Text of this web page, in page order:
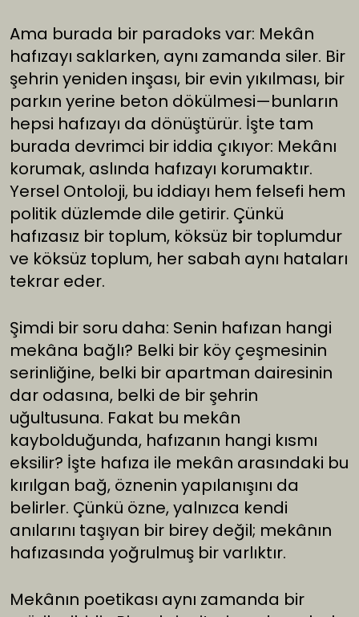
Ama burada bir paradoks var: Mekân
hafızayı saklarken, aynı zamanda siler. Bir
şehrin yeniden inşası, bir evin yıkılması, bir
parkın yerine beton dökülmesi—bunların
hepsi hafızayı da dönüştürür. İşte tam
burada devrimci bir iddia çıkıyor: Mekânı
korumak, aslında hafızayı korumaktır.
Yersel Ontoloji, bu iddiayı hem felsefi hem
politik düzlemde dile getirir. Çünkü
hafızasız bir toplum, köksüz bir toplumdur
ve köksüz toplum, her sabah aynı hataları
tekrar eder.
Şimdi bir soru daha: Senin hafızan hangi
mekâna bağlı? Belki bir köy çeşmesinin
serinliğine, belki bir apartman dairesinin
dar odasına, belki de bir şehrin
uğultusuna. Fakat bu mekân
kaybolduğunda, hafızanın hangi kısmı
eksilir? İşte hafıza ile mekân arasındaki bu
kırılgan bağ, öznenin yapılanışını da
belirler. Çünkü özne, yalnızca kendi
anılarını taşıyan bir birey değil; mekânın
hafızasında yoğrulmuş bir varlıktır.
Mekânın poetikası aynı zamanda bir